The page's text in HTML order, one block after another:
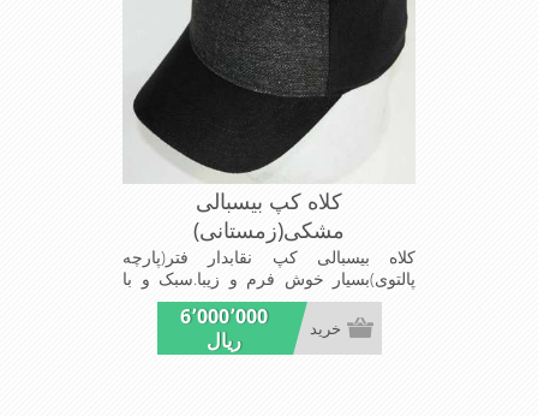
کلاه کپ بیسبالی
مشکی(زمستانی)
کلاه بیسبالی کپ نقابدار فتر(پارچه
پالتوی)بسیار خوش فرم و زیبا.سبک و با
دوختی مقاوم جنس پارچه این کلاه
برخلاف کلاه چینی باابرضخیم نشده بلکه
این ضخامت خودپارچه است مخصوص
6٬000٬000
ریال
خرید